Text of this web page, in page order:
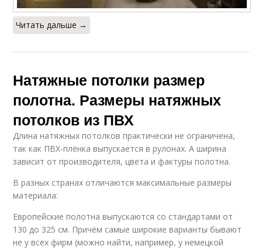
Читать дальше →
Натяжные потолки размер
полотна. Размеры натяжных
потолков из ПВХ
Длина натяжных потолков практически не ограничена,
так как ПВХ-плёнка выпускается в рулонах. А ширина
зависит от производителя, цвета и фактуры полотна.
В разных странах отличаются максимальные размеры
материала:
Европейские полотна выпускаются со стандартами от
130 до 325 см. Причём самые широкие варианты бывают
не у всех фирм (можно найти, например, у немецкой